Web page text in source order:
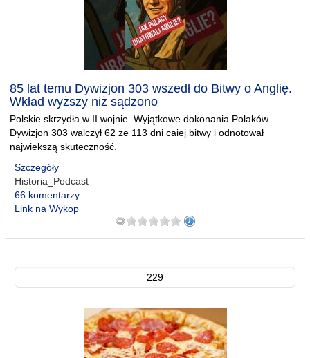
85 lat temu Dywizjon 303 wszedł do Bitwy o Anglię.
Wkład wyższy niż sądzono
Polskie skrzydła w II wojnie. Wyjątkowe dokonania Polaków.
Dywizjon 303 walczył 62 ze 113 dni caiej bitwy i odnotował
najwiekszą skuteczność.
Szczegóły
Historia_Podcast
66 komentarzy
Link na Wykop
229